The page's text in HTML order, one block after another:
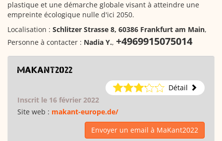
plastique et une démarche globale visant à atteindre une
empreinte écologique nulle d'ici 2050.
Localisation : Schlitzer Strasse 8, 60386 Frankfurt am Main,
Personne à contacter : Nadia Y., +4969915075014
MaKant2022
Détail
Inscrit le 16 février 2022
Site web : makant-europe.de/
Envoyer un email à MaKant2022